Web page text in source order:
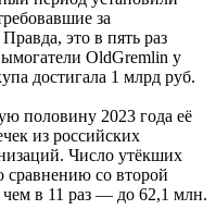
за
это в пять раз
OldGremlin у
достигала 1 млрд руб.
половину 2023 года её
из российских
Число утёкших
сравнению со второй
в 11 раз — до 62,1 млн.